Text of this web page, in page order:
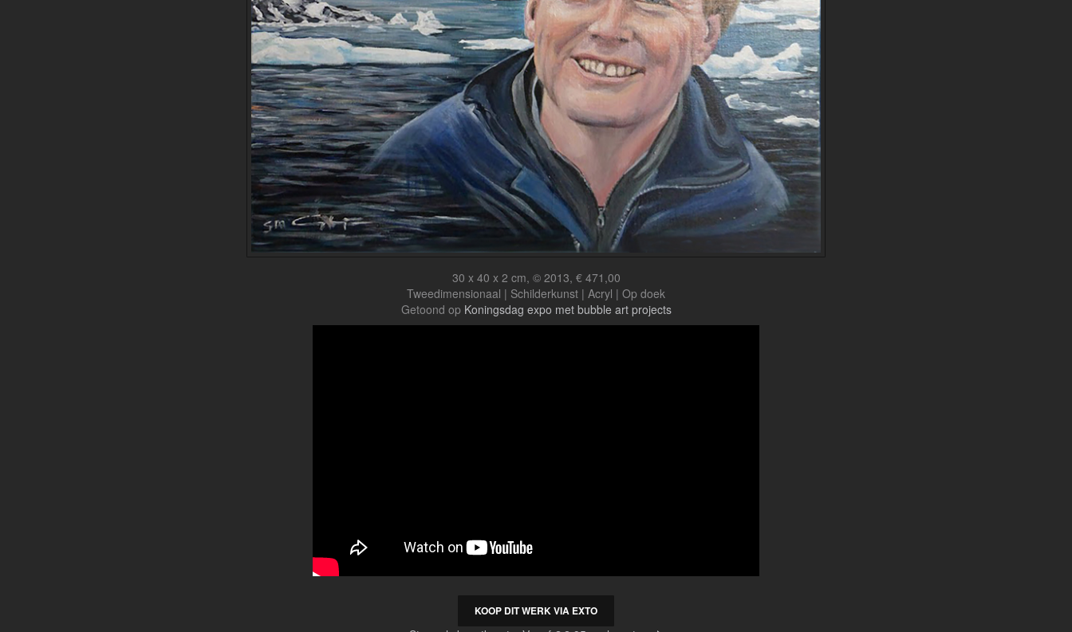
30 x 40 x 2 cm, © 2013, € 471,00
Tweedimensionaal | Schilderkunst | Acryl | Op doek
Getoond op Koningsdag expo met bubble art projects
KOOP DIT WERK VIA EXTO